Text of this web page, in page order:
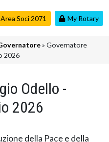
Area Soci 2071 My Rotary
Governatore
2026
Odello -
2026
della Pace e della